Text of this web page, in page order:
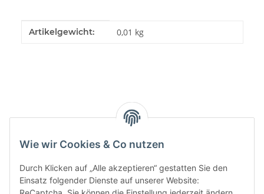
Wie wir Cookies & Co nutzen
Durch Klicken auf „Alle akzeptieren“ gestatten Sie den
Einsatz folgender Dienste auf unserer Website:
Produkteigenschaft
Wert
Artikelgewicht: 0,01 kg
Kategorien